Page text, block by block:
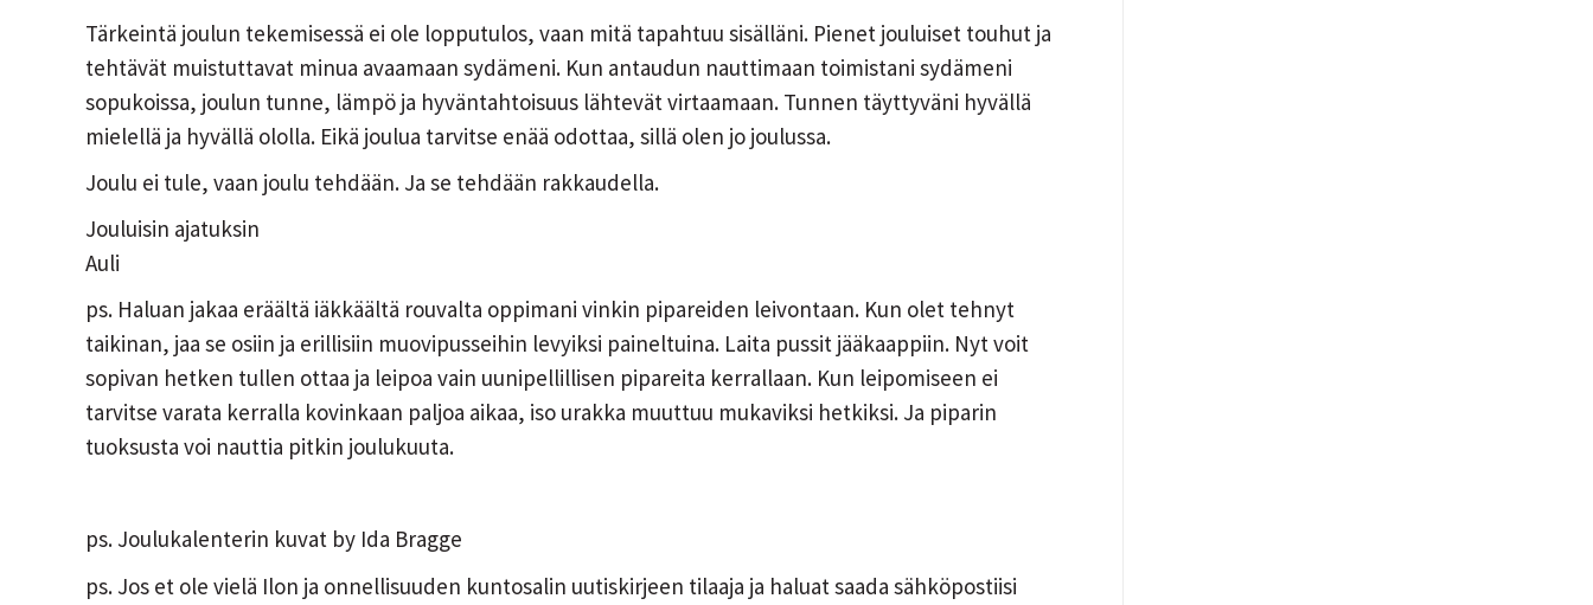
Tärkeintä joulun tekemisessä ei ole lopputulos, vaan mitä tapahtuu sisälläni. Pienet jouluiset touhut ja
tehtävät muistuttavat minua avaamaan sydämeni. Kun antaudun nauttimaan toimistani sydämeni
sopukoissa, joulun tunne, lämpö ja hyväntahtoisuus lähtevät virtaamaan. Tunnen täyttyväni hyvällä
mielellä ja hyvällä ololla. Eikä joulua tarvitse enää odottaa, sillä olen jo joulussa.
Joulu ei tule, vaan joulu tehdään. Ja se tehdään rakkaudella.
Jouluisin ajatuksin
Auli
ps. Haluan jakaa eräältä iäkkäältä rouvalta oppimani vinkin pipareiden leivontaan. Kun olet tehnyt
taikinan, jaa se osiin ja erillisiin muovipusseihin levyiksi paineltuina. Laita pussit jääkaappiin. Nyt voit
sopivan hetken tullen ottaa ja leipoa vain uunipellillisen pipareita kerrallaan. Kun leipomiseen ei
tarvitse varata kerralla kovinkaan paljoa aikaa, iso urakka muuttuu mukaviksi hetkiksi. Ja piparin
tuoksusta voi nauttia pitkin joulukuuta.
ps. Joulukalenterin kuvat by Ida Bragge
ps. Jos et ole vielä Ilon ja onnellisuuden kuntosalin uutiskirjeen tilaaja ja haluat saada sähköpostiisi